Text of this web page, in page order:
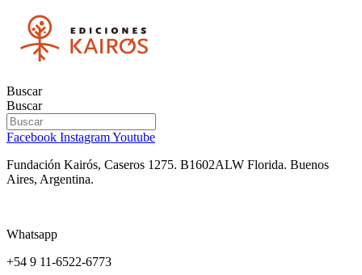
Buscar
Buscar
Facebook InstagramYoutube
Fundación Kairós, Caseros 1275. B1602ALW Florida. Buenos
Aires, Argentina.
Whatsapp
+54 9 11-6522-6773